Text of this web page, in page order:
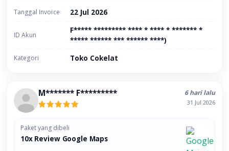
Tanggal Invoice 22 Jul 2026
ID Akun
F***** ********* **** * **** * ******* *
***** ****** *** ****** ****)
Kategori Toko Cokelat
M******* F********* 6 hari lalu
31 Jul 2026
Paket yang dibeli
10x Review Google Maps